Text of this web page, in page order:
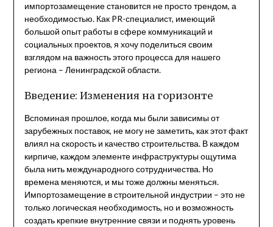
импортозамещение становится не просто трендом, а
необходимостью. Как PR-специалист, имеющий
большой опыт работы в сфере коммуникаций и
социальных проектов, я хочу поделиться своим
взглядом на важность этого процесса для нашего
региона – Ленинградской области.
Введение: Изменения на горизонте
Вспоминая прошлое, когда мы были зависимы от
зарубежных поставок, не могу не заметить, как этот факт
влиял на скорость и качество строительства. В каждом
кирпиче, каждом элементе инфраструктуры ощутима
была нить международного сотрудничества. Но
времена меняются, и мы тоже должны меняться.
Импортозамещение в строительной индустрии – это не
только логическая необходимость, но и возможность
создать крепкие внутренние связи и поднять уровень